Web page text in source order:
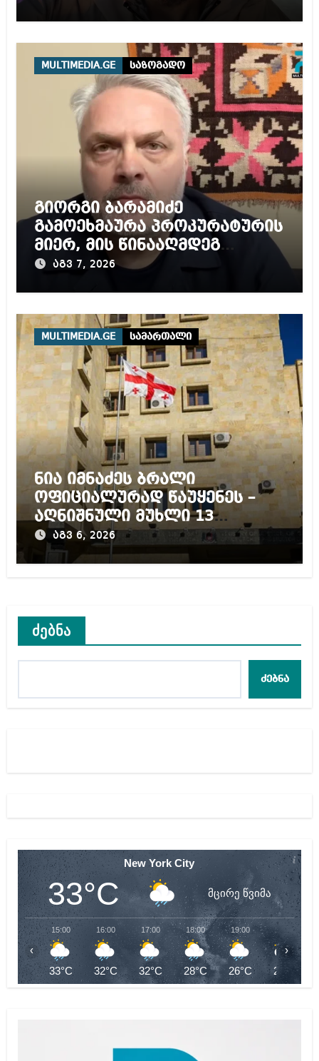
MULTIMEDIA.GE საზოგადო
გიორგი ბარამიძე
გამოეხმაურა პროკურატურის
მიერ, მის წინააღმდეგ
დაწყებულ გამოძიებას
აგვ 7, 2026
MULTIMEDIA.GE სამართალი
ნია იმნაძეს ბრალი
ოფიციალურად წაუყენეს –
აღნიშნული მუხლი 13
წლამდე პატიმრობას
ითვალისწინებს
აგვ 6, 2026
ძებნა
ძებნა
New York City
33°C მცირე წვიმა
15:00
33°C
16:00
32°C
17:00
32°C
18:00
28°C
19:00
26°C
20:00
26°C
‹ ›